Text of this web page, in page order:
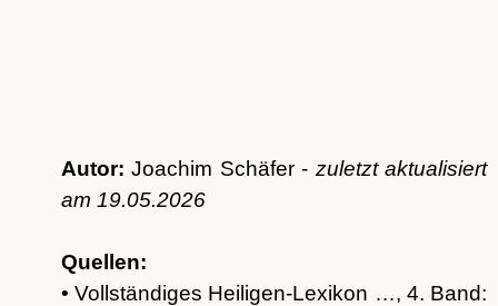
Autor: Joachim Schäfer - zuletzt aktualisiert
am 19.05.2026
Quellen:
• Vollständiges Heiligen-Lexikon …, 4. Band: